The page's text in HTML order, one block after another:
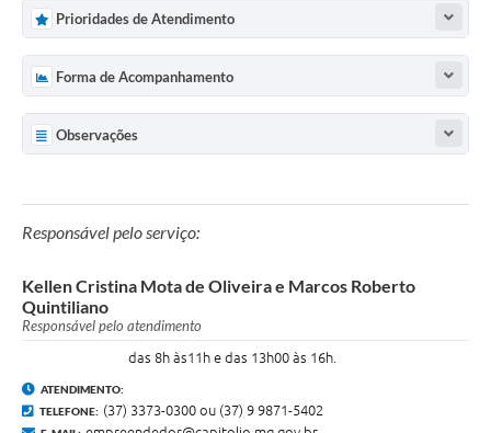
Prioridades de Atendimento
Forma de Acompanhamento
Observações
Responsável pelo serviço:
Kellen Cristina Mota de Oliveira e Marcos Roberto
Quintiliano
Responsável pelo atendimento
ATENDIMENTO:
das 8h às11h e das 13h00 às 16h.
TELEFONE: (37) 3373-0300 ou (37) 9 9871-5402